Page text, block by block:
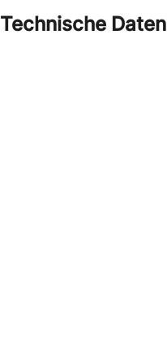
Technische Daten